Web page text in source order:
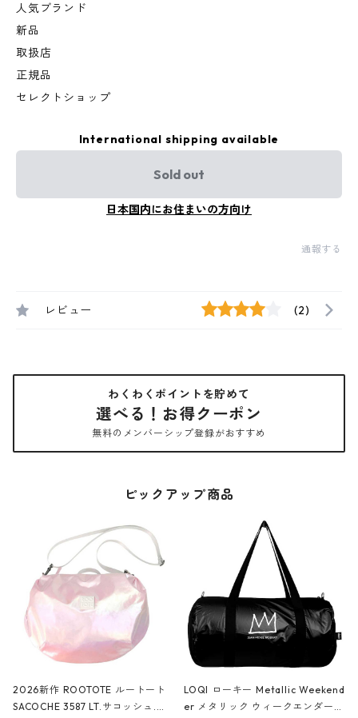
人気ブランド
新品
取扱店
正規品
セレクトショップ
International shipping available
Sold out
日本国内にお住まいの方向け
通報する
レビュー (2)
わくわくポイントを貯めて
選べる！お得クーポン
無料のメンバーシップ登録がおすすめ
ピックアップ商品
2026新作 ROOTOTE ルートート
SACOCHE 3587 LT.サコッシュ.ル
LOQI ローキー Metallic Weekend
er メタリック ウィークエンダー